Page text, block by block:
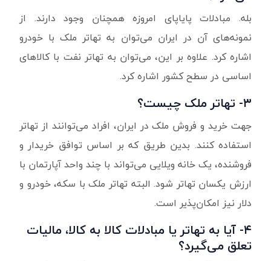
بله. مبادلات پایاپای امروزه همچنان وجود دارند. از
نمونه‌های آن در ایران می‌توان به تهاتر ملک با خودرو
اشاره کرد. علاوه بر این، می‌توان به تهاتر نفت با کالاهای
اساسی در سطح کشور اشاره کرد.
۳- تهاتر ملک چیست؟
جهت خرید و فروش ملک در ایران، افراد می‌توانند از تهاتر
استفاده کنند. بدین طریق که بر اساس توافق خریدار و
فروشنده، یک خانه ویلایی می‌تواند با چند واحد آپارتمان با
ارزش یکسان تهاتر شود. البته تهاتر ملک با سکه، خودرو و
دلار نیز امکان‌پذیر است.
۴- آیا به تهاتر یا مبادلات کالا به کالا، مالیات
تعلق می‌گیرد؟